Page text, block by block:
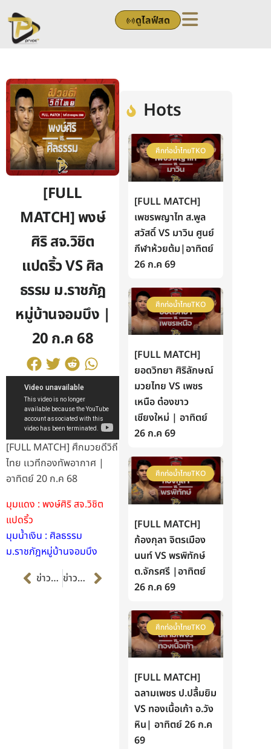
to
content
ดูไลฟ์สด
[FULL
MATCH] พงษ์
ศิริ สจ.วิชิต
แปดริ้ว VS ศิล
ธรรม ม.ราชภัฎ
หมู่บ้านจอมบึง |
20 ก.ค 68
[FULL MATCH] ศึกมวยดีวิถี
ไทย เเวทีกองทัพอากาศ |
อาทิตย์ 20 ก.ค 68
มุมแดง : พงษ์ศิริ สจ.วิชิต
แปดริ้ว
มุมน้ำเงิน : ศิลธรรม
ม.ราชภัฎหมู่บ้านจอมบึง
Prevข่าวก่อนหน้า ข่าวต่อไป Next
Hots
ศึกท่อน้ำไทยTKO
[FULL MATCH]
เพชรพญาไท ส.พูล
สวัสดิ์ VS มาวิน ศูนย์
กีฬาห้วยต้ม|อาทิตย์
26 ก.ค 69
ศึกท่อน้ำไทยTKO
[FULL MATCH]
ยอดวิทยา ศิริลักษณ์
มวยไทย VS เพชร
เหนือ ต๋องขาว
เชียงใหม่ | อาทิตย์
26 ก.ค 69
ศึกท่อน้ำไทยTKO
[FULL MATCH]
ก้องกุลา จิตรเมือง
นนท์ VS พรพิทักษ์
ต.จักรศรี |อาทิตย์
26 ก.ค 69
ศึกท่อน้ำไทยTKO
[FULL MATCH]
ฉลามเพชร ป.ปลื้มยิม
VS ทองเนื้อเก้า อ.วัง
หิน| อาทิตย์ 26 ก.ค
69